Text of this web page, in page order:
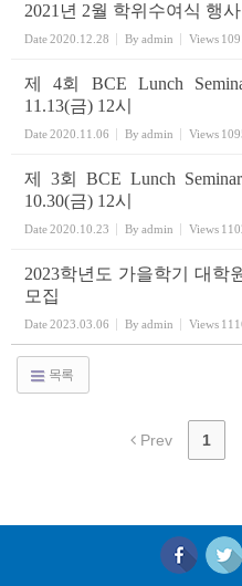
2021년 2월 학위수여식 행
Date2020.12.28 By admin Views
제 4회 BCE Lunch
11.13(금) 12시
Date2020.11.06 By admin Views
제 3회 BCE Lunch
10.30(금) 12시
Date2020.10.23 By admin Views
2023학년도 가을학기 대학
모집
Date2023.03.06 By admin Views
목록
Prev 1